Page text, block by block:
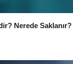
Nerede Saklanır?